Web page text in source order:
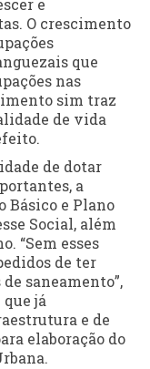
e
O crescimento
que
nas
sim traz
de vida
de dotar
a
Básico e Plano
Social, além
“Sem esses
de ter
saneamento”,
já
e de
elaboração do